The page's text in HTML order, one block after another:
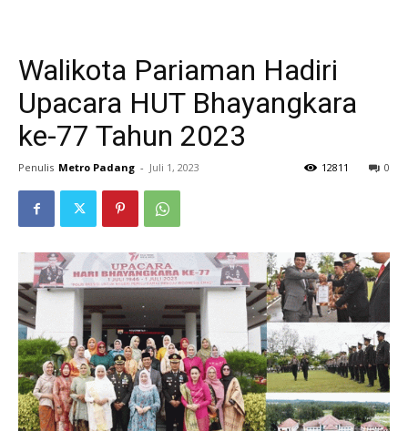
Walikota Pariaman Hadiri
Upacara HUT Bhayangkara
ke-77 Tahun 2023
Penulis Metro Padang - Juli 1, 2023 0
12811